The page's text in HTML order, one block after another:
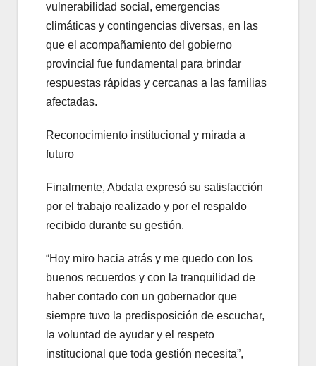
vulnerabilidad social, emergencias
climáticas y contingencias diversas, en las
que el acompañamiento del gobierno
provincial fue fundamental para brindar
respuestas rápidas y cercanas a las familias
afectadas.
Reconocimiento institucional y mirada a
futuro
Finalmente, Abdala expresó su satisfacción
por el trabajo realizado y por el respaldo
recibido durante su gestión.
“Hoy miro hacia atrás y me quedo con los
buenos recuerdos y con la tranquilidad de
haber contado con un gobernador que
siempre tuvo la predisposición de escuchar,
la voluntad de ayudar y el respeto
institucional que toda gestión necesita”,